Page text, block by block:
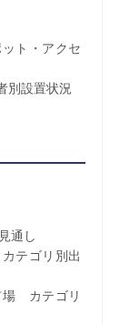
・アクセ
設置状況
通し
ゴリ別出
カテゴリ